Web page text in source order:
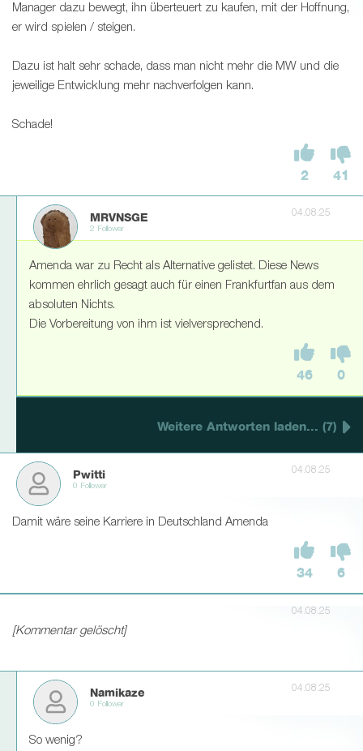
Manager dazu bewegt, ihn überteuert zu kaufen, mit der Hoffnung,
er wird spielen / steigen.
Dazu ist halt sehr schade, dass man nicht mehr die MW und die
jeweilige Entwicklung mehr nachverfolgen kann.
Schade!
2 41
MRVNSGE
2 Follower
04.08.25
Amenda war zu Recht als Alternative gelistet. Diese News
kommen ehrlich gesagt auch für einen Frankfurtfan aus dem
absoluten Nichts.
Die Vorbereitung von ihm ist vielversprechend.
46 0
Weitere Antworten laden... (7)
Pwitti
0 Follower
04.08.25
Damit wäre seine Karriere in Deutschland Amenda
34 6
04.08.25
[Kommentar gelöscht]
Namikaze
0 Follower
04.08.25
So wenig?